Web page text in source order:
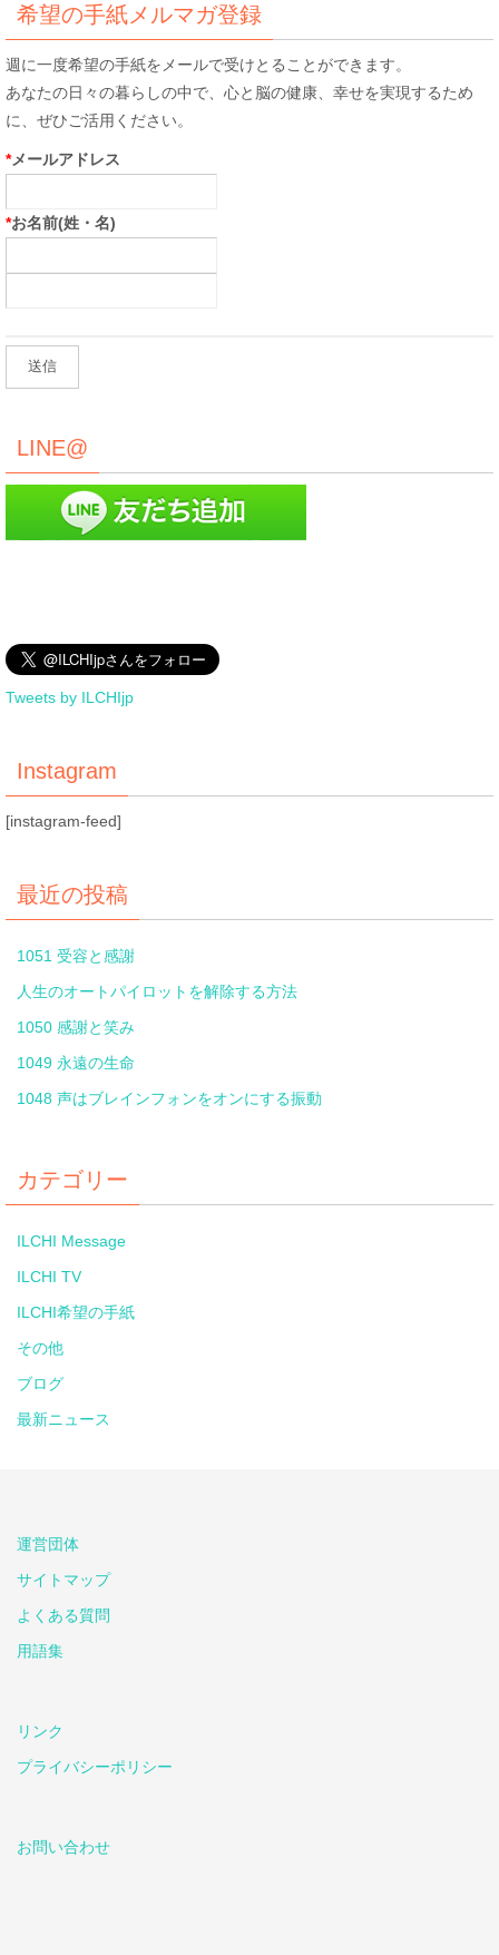
希望の手紙メルマガ登録
週に一度希望の手紙をメールで受けとることができます。
あなたの日々の暮らしの中で、心と脳の健康、幸せを実現するため
に、ぜひご活用ください。
*メールアドレス
*お名前(姓・名)
LINE@
Tweets by ILCHIjp
Instagram
[instagram-feed]
最近の投稿
1051 受容と感謝
人生のオートパイロットを解除する方法
1050 感謝と笑み
1049 永遠の生命
1048 声はブレインフォンをオンにする振動
カテゴリー
ILCHI Message
ILCHI TV
ILCHI希望の手紙
その他
ブログ
最新ニュース
運営団体
サイトマップ
よくある質問
用語集
リンク
プライバシーポリシー
お問い合わせ